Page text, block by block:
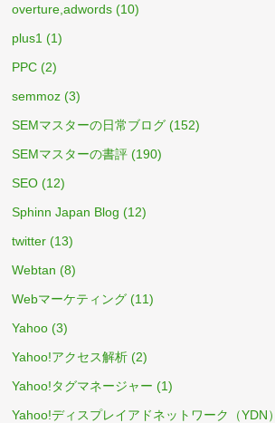
overture,adwords (10)
plus1 (1)
PPC (2)
semmoz (3)
SEMマスターの日常ブログ (152)
SEMマスターの書評 (190)
SEO (12)
Sphinn Japan Blog (12)
twitter (13)
Webtan (8)
Webマーケティング (11)
Yahoo (3)
Yahoo!アクセス解析 (2)
Yahoo!タグマネージャー (1)
Yahoo!ディスプレイアドネットワーク（YDN）